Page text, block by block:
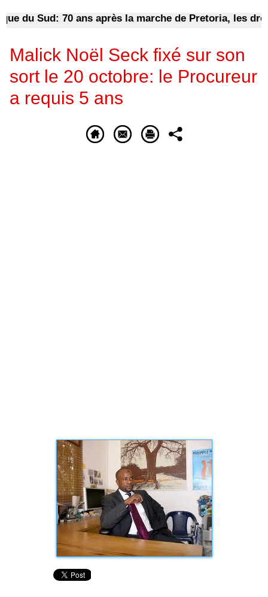
du Sud: 70 ans après la marche de Pretoria, les
Malick Noël Seck fixé sur son
sort le 20 octobre: le Procureur
a requis 5 ans